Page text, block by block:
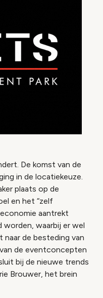
De komst van de
in de locatiekeuze.
plaats op de
en het “zelf
aantrekt
worden, waarbij er wel
de besteding van
de eventconcepten
bij de nieuwe trends
Brouwer, het brein